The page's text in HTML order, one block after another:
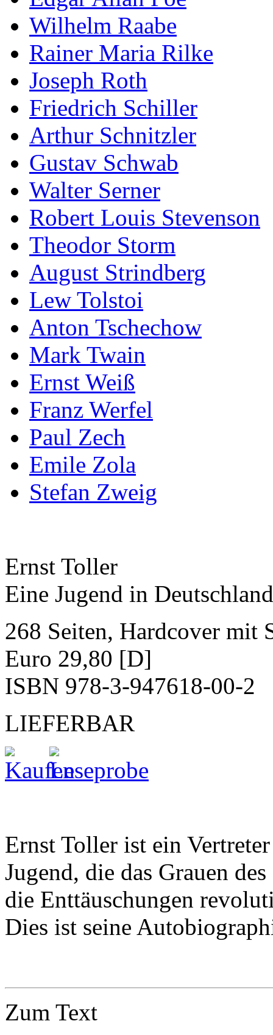
Wilhelm Raabe
Rainer Maria Rilke
Joseph Roth
Friedrich Schiller
Arthur Schnitzler
Gustav Schwab
Walter Serner
Robert Louis Stevenson
Theodor Storm
August Strindberg
Lew Tolstoi
Anton Tschechow
Mark Twain
Ernst Weiß
Franz Werfel
Paul Zech
Emile Zola
Stefan Zweig
Ernst Toller
Eine Jugend in Deutschland
268 Seiten, Hardcover mit
Euro 29,80 [D]
ISBN 978-3-947618-00-2
LIEFERBAR
Ernst Toller ist ein
Jugend, die das Grauen
die Enttäuschungen
Dies ist seine
Zum Text